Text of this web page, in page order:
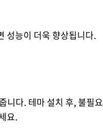
성능이 더욱 향상됩니다.
니다. 테마 설치 후, 불필요
요.